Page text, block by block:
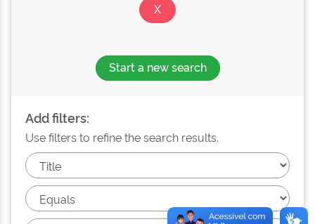
Start a new search
Add filters:
Use filters to refine the search results.